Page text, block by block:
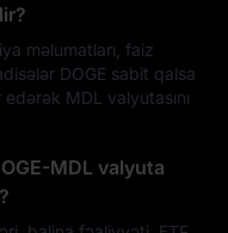
məlumatları, faiz
DOGE sabit qalsa
MDL valyutasını
MDL valyuta